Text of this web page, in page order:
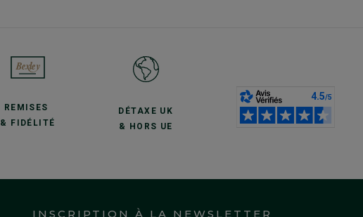
REMISES
& FIDÉLITÉ
DÉTAXE UK
& HORS UE
INSCRIPTION À LA NEWSLETTER